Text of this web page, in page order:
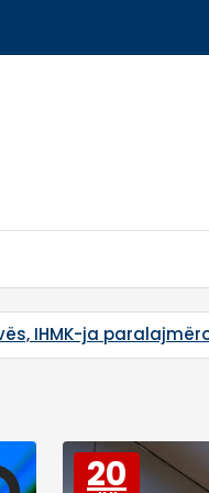
e breshër
20